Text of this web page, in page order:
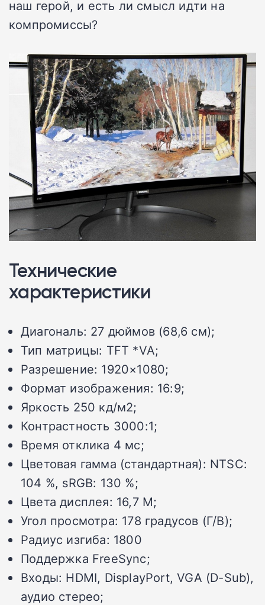
наш герой, и есть ли смысл идти на
компромиссы?
Технические
характеристики
Диагональ: 27 дюймов (68,6 см);
Тип матрицы: TFT *VA;
Разрешение: 1920×1080;
Формат изображения: 16:9;
Яркость 250 кд/м2;
Контрастность 3000:1;
Время отклика 4 мс;
Цветовая гамма (стандартная): NTSC:
104 %, sRGB: 130 %;
Цвета дисплея: 16,7 M;
Угол просмотра: 178 градусов (Г/В);
Радиус изгиба: 1800
Поддержка FreeSync;
Входы: HDMI, DisplayPort, VGA (D-Sub),
аудио стерео;